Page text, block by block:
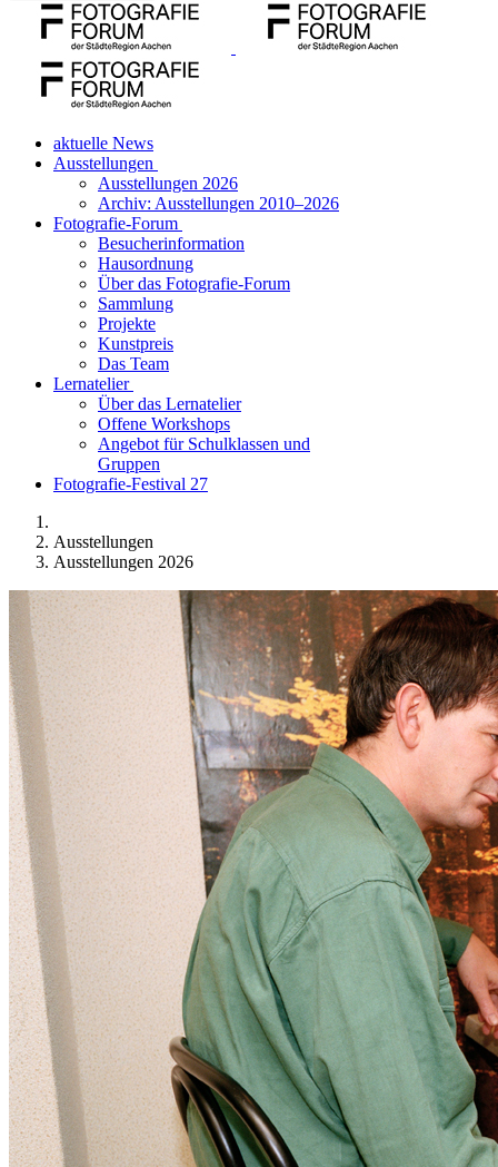
aktuelle News
Ausstellungen
Ausstellungen 2026
Archiv: Ausstellungen 2010–2026
Fotografie-Forum
Besucherinformation
Hausordnung
Über das Fotografie-Forum
Sammlung
Projekte
Kunstpreis
Das Team
Lernatelier
Über das Lernatelier
Offene Workshops
Angebot für Schulklassen und
Gruppen
Fotografie-Festival 27
Ausstellungen
Ausstellungen 2026